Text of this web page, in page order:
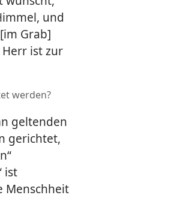
und
[im Grab]
ist zur
werden?
geltenden
gerichtet,
ist
Menschheit